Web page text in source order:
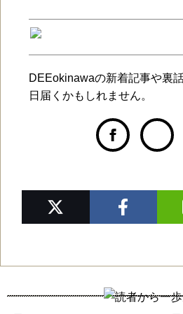
DEEokinawaの新着記事や裏
日届くかもしれません。